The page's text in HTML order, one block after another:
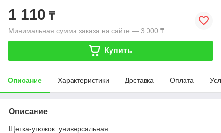
1 110 ₸
Минимальная сумма заказа на сайте — 3 000 ₸
Купить
Описание Характеристики Доставка Оплата
Описание
Щетка-утюжок универсальная.